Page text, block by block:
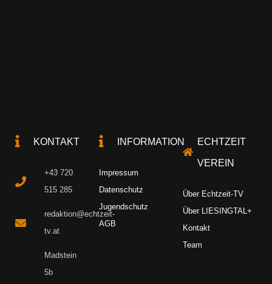
KONTAKT
+43 720
515 285
redaktion@echtzeit-
tv.at
Madstein
5b
INFORMATION
Impressum
Datenschutz
Jugendschutz
AGB
ECHTZEIT
VEREIN
Über Echtzeit-TV
Über LIESINGTAL+
Kontakt
Team